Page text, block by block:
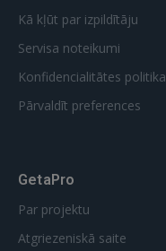
Kā kļūt par izpildītāju
Servisa noteikumi
Konfidencialitātes politika
Pārvaldīt preferences
GetaPro
Par projektu
Atgriezeniskā saite